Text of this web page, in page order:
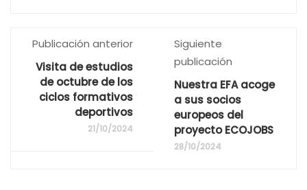
Publicación anterior
Visita de estudios
de octubre de los
ciclos formativos
deportivos
21/10/2024
Siguiente
publicación
Nuestra EFA acoge
a sus socios
europeos del
proyecto ECOJOBS
28/10/2024